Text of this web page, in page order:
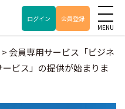
ログイン 会員登録
> 会員専用サービス「ビジネ
ビス」の提供が始まりま